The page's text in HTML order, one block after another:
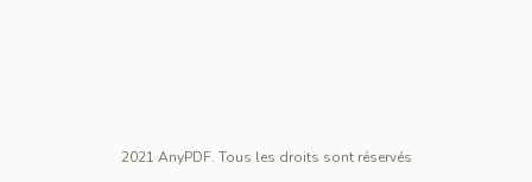
2021 AnyPDF. Tous les droits sont réservés